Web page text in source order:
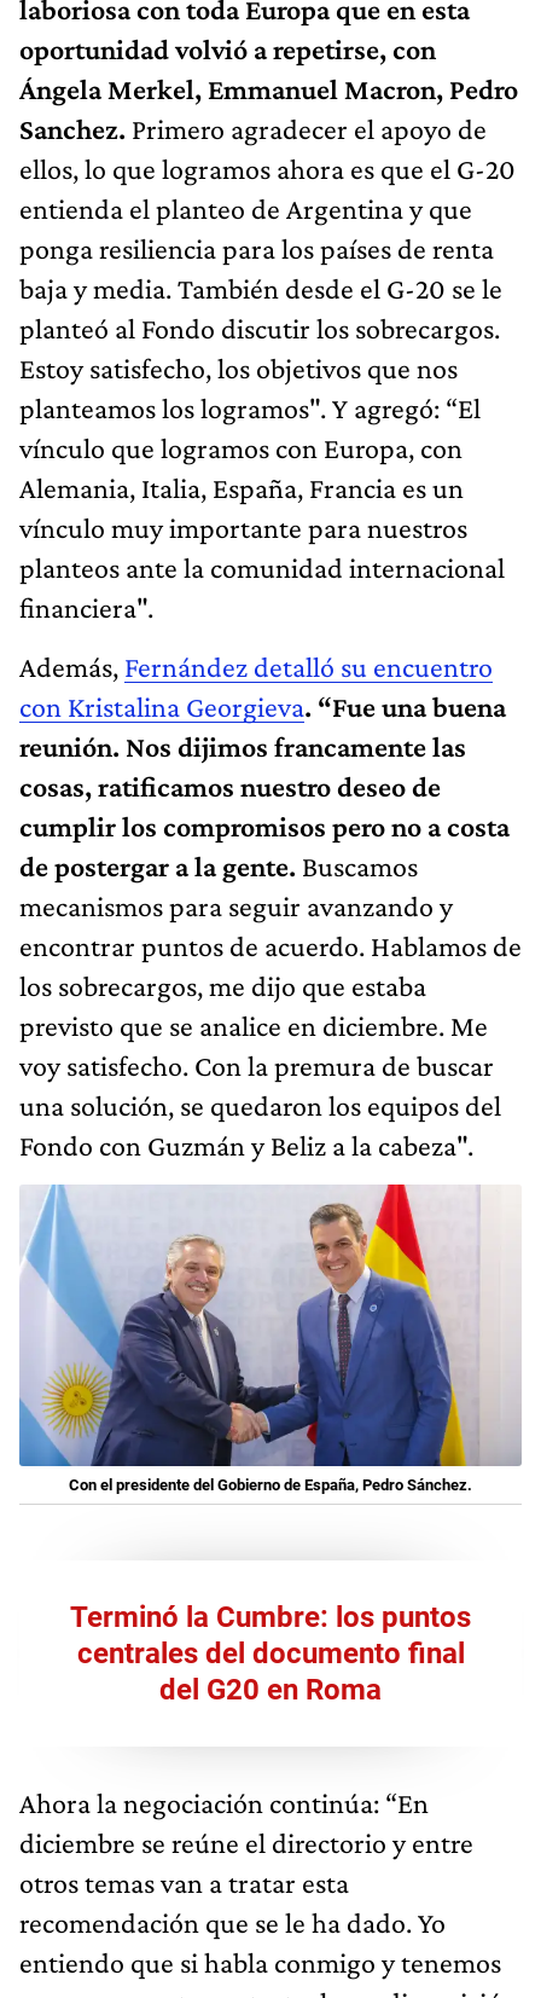
laboriosa con toda Europa que en esta
oportunidad volvió a repetirse, con
Ángela Merkel, Emmanuel Macron, Pedro
Sanchez. Primero agradecer el apoyo de
ellos, lo que logramos ahora es que el G-20
entienda el planteo de Argentina y que
ponga resiliencia para los países de renta
baja y media. También desde el G-20 se le
planteó al Fondo discutir los sobrecargos.
Estoy satisfecho, los objetivos que nos
planteamos los logramos". Y agregó: “El
vínculo que logramos con Europa, con
Alemania, Italia, España, Francia es un
vínculo muy importante para nuestros
planteos ante la comunidad internacional
financiera".
Además, Fernández detalló su encuentro
con Kristalina Georgieva. “Fue una buena
reunión. Nos dijimos francamente las
cosas, ratificamos nuestro deseo de
cumplir los compromisos pero no a costa
de postergar a la gente. Buscamos
mecanismos para seguir avanzando y
encontrar puntos de acuerdo. Hablamos de
los sobrecargos, me dijo que estaba
previsto que se analice en diciembre. Me
voy satisfecho. Con la premura de buscar
una solución, se quedaron los equipos del
Fondo con Guzmán y Beliz a la cabeza".
Con el presidente del Gobierno de España, Pedro Sánchez.
Terminó la Cumbre: los puntos
centrales del documento final
del G20 en Roma
Ahora la negociación continúa: “En
diciembre se reúne el directorio y entre
otros temas van a tratar esta
recomendación que se le ha dado. Yo
entiendo que si habla conmigo y tenemos